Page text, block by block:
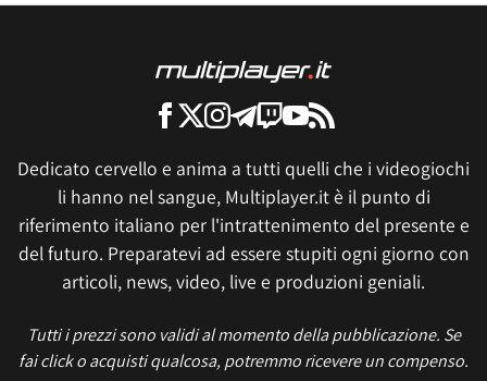
Dedicato cervello e anima a tutti quelli che i videogiochi
li hanno nel sangue, Multiplayer.it è il punto di
riferimento italiano per l'intrattenimento del presente e
del futuro. Preparatevi ad essere stupiti ogni giorno con
articoli, news, video, live e produzioni geniali.
Tutti i prezzi sono validi al momento della pubblicazione. Se
fai click o acquisti qualcosa, potremmo ricevere un compenso.